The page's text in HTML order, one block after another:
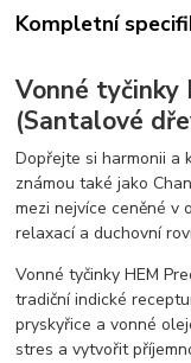
Kompletní
Vonné tyčinky
(Santalové
Dopřejte si harmonii a
známou také jako
mezi nejvíce ceněné v
relaxací a duchovní
Vonné tyčinky HEM
tradiční indické
pryskyřice a vonné
stres a vytvořit